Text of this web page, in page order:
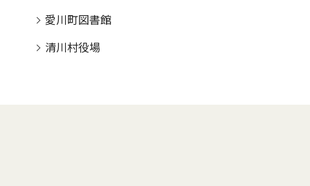
愛川町図書館
清川村役場